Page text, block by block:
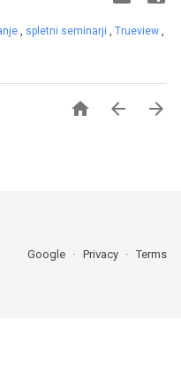
, spletni seminarji , Trueview ,
  
Google Privacy Terms